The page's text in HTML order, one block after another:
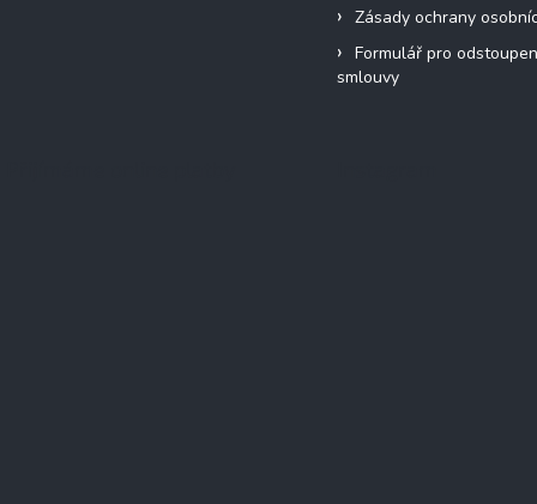
Zásady ochrany
Formulář pro
smlouvy